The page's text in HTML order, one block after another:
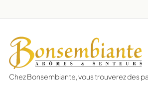
Chez Bonsembiante, vous trouverez des